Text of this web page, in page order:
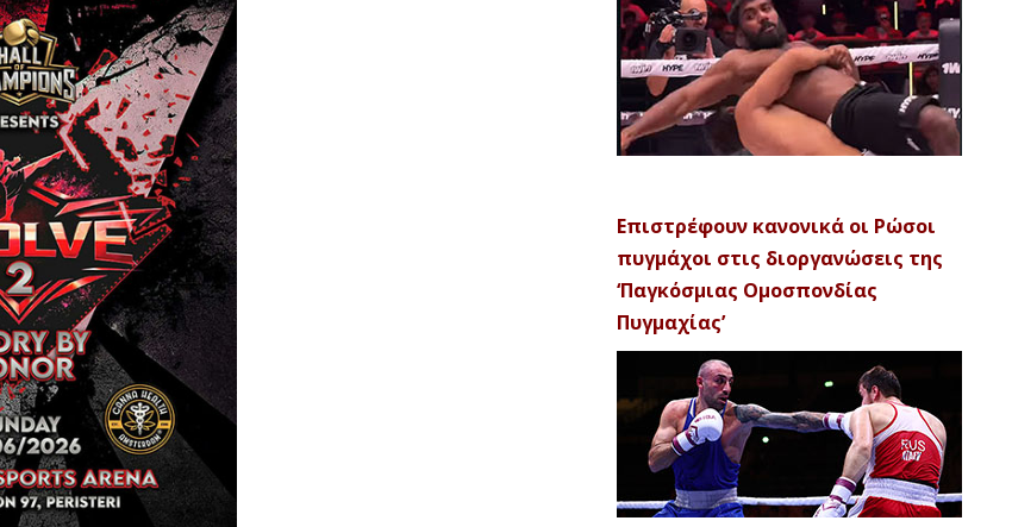
Επιστρέφουν κανονικά οι Ρώσοι
πυγμάχοι στις διοργανώσεις της
‘Παγκόσμιας Ομοσπονδίας
Πυγμαχίας’